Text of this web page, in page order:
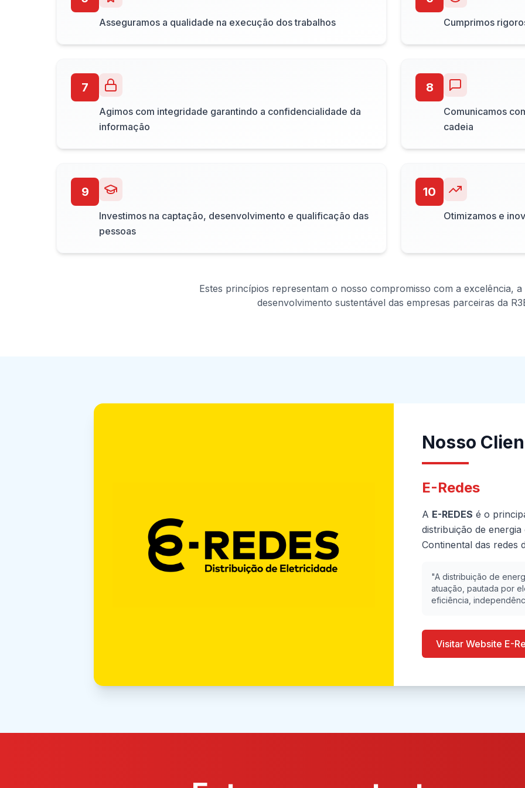
Asseguramos a qualidade na execução dos trabalhos Cumprimos
7
Agimos com integridade garantindo a confidencialidade da
informação
8
Comunicamos
cadeia
9
Investimos na captação, desenvolvimento e qualificação das
pessoas
10
Otimizamos e
Estes princípios representam o nosso compromisso com a excelência,
desenvolvimento sustentável das empresas parceiras da
Nosso
E-Redes
A E-REDES é o
distribuição de
Continental das redes
"A distribuição de
atuação, pautada por
eficiência,
Visitar Website E-